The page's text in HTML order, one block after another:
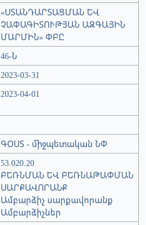
«ՍՏԱՆԴԱՐՏԱՑՄԱՆ ԵՎ
ՉԱՓԱԳԻՏՈՒԹՅԱՆ ԱԶԳԱՅԻՆ
ՄԱՐՄԻՆ» ՓԲԸ
46-Ն
2023-03-31
2023-04-01
ԳՕՍՏ - միջպետական ՆՓ
53.020.20
ԲԵՌՆՄԱՆ ԵՎ ԲԵՌՆԱԹԱՓՄԱՆ
ՍԱՐՔԱՎՈՐԱՆՔ
Ամբարձիչ սարքավորանք
Ամբարձիչներ